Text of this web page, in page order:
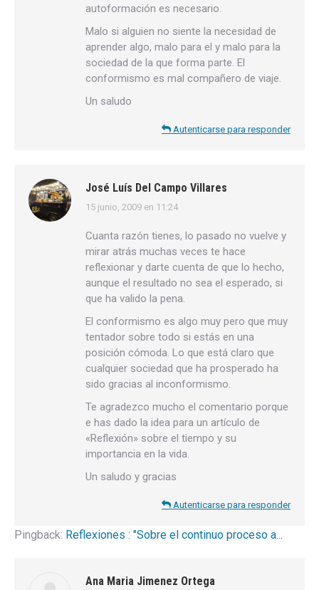
autoformación es necesario.
Malo si alguien no siente la necesidad de
aprender algo, malo para el y malo para la
sociedad de la que forma parte. El
conformismo es mal compañero de viaje.
Un saludo
Autenticarse para responder
José Luís Del Campo Villares
dice:
15 junio, 2009 en 11:24
Cuanta razón tienes, lo pasado no vuelve y
mirar atrás muchas veces te hace
reflexionar y darte cuenta de que lo hecho,
aunque el resultado no sea el esperado, si
que ha valido la pena.
El conformismo es algo muy pero que muy
tentador sobre todo si estás en una
posición cómoda. Lo que está claro que
cualquier sociedad que ha prosperado ha
sido gracias al inconformismo.
Te agradezco mucho el comentario porque
e has dado la idea para un artículo de
«Reflexión» sobre el tiempo y su
importancia en la vida.
Un saludo y gracias
Autenticarse para responder
Pingback: Reflexiones : "Sobre el continuo proceso a...
Ana Maria Jimenez Ortega